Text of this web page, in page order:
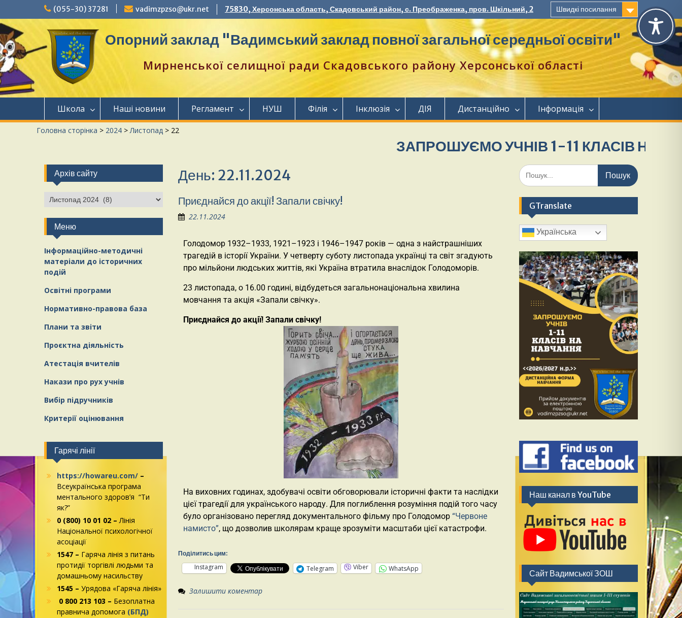
(055-30) 37281 vadimzpzso@ukr.net 75830, Херсонська область, Скадовський район, с. Преображенка, пров. Шкільний, 2 Швидкі посилання
Опорний заклад "Вадимський заклад повної загальної середньої освіти"
Мирненської селищної ради Скадовського району Херсонської області
Школа Наші новини Регламент НУШ Філія Інклюзія ДІЯ Дистанційно Інформація
Головна сторінка > 2024 >Листопад > 22
ЗАПРОШУЄМО УЧНІВ 1-11 КЛАСІВ НА
День: 22.11.2024
Приєднайся до акції! Запали свічку!
22.11.2024
Голодомор 1932–1933, 1921–1923 і 1946–1947 років — одна з найстрашніших
трагедій в історії України. У четверту суботу листопада українці та світ згадують
про мільйони людських життів, які Україна втратила внаслідок Голодоморів.
23 листопада, о 16.00 годині, відбудеться загальнонаціональна хвилина
мовчання та акція «Запали свічку».
Приєднайся до акції! Запали свічку!
На виховних годинах, здобувачі освіти обговорювали історичні факти та наслідки
цієї трагедії для українського народу. Для поглиблення розуміння подій того часу
було організовано перегляд документального фільму про Голодомор “Червоне
намисто”, що дозволив школярам краще зрозуміти масштаби цієї катастрофи.
Поділитись цим:
Instagram Telegram Viber WhatsApp
Залишити коментар
GTranslate
Українська
Наш канал в YouTube
Сайт Вадимської ЗОШ
Архів сайту
Меню
Інформаційно-методичні
матеріали до історичних
подій
Освітні програми
Нормативно-правова база
Плани та звіти
Проєктна діяльність
Атестація вчителів
Накази про рух учнів
Вибір підручників
Критерії оцінювання
Гарячі лінії
https://howareu.com/ –
Всеукраїнська програма
ментального здоров’я “Ти
як?”
0 (800) 10 01 02 –Лінія
Національної психологічної
асоціації
1547 – Гаряча лінія з питань
протидії торгівлі людьми та
домашньому насильству
1545 – Урядова «Гаряча лінія»
0 800 213 103 – Безоплатна
правнича допомога (БПД)